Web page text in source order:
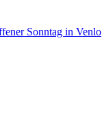
Sonntag in Venlo